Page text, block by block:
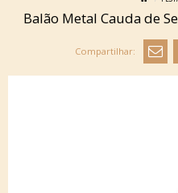
Balão Metal Cauda de